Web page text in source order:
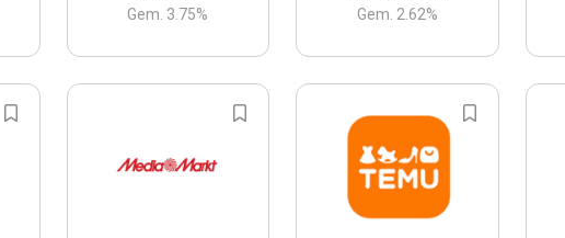
Gem. 3.75% Gem. 2.62%